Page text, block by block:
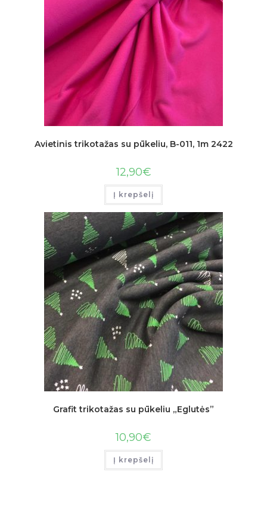
Avietinis trikotažas su pūkeliu, B-011, 1m 2422
12,90€
Į krepšelį
Grafit trikotažas su pūkeliu „Eglutės”
10,90€
Į krepšelį